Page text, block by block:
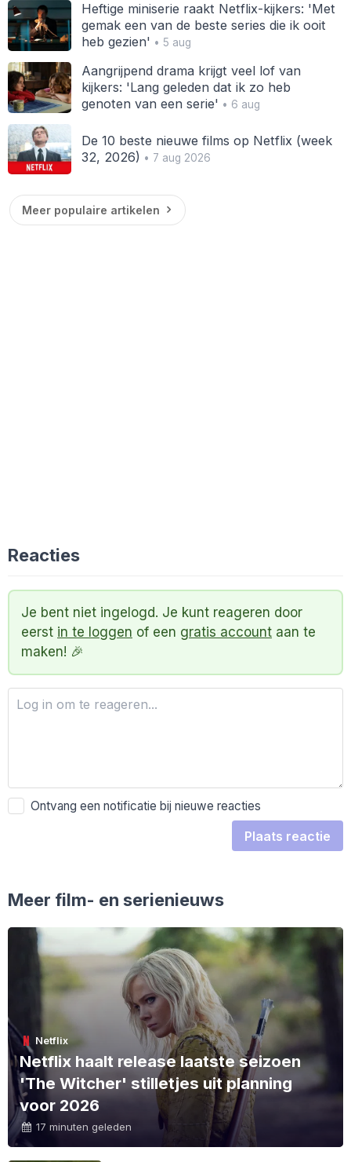
Heftige miniserie raakt Netflix-kijkers: 'Met
gemak een van de beste series die ik ooit
heb gezien' • 5 aug
Aangrijpend drama krijgt veel lof van
kijkers: 'Lang geleden dat ik zo heb
genoten van een serie' • 6 aug
De 10 beste nieuwe films op Netflix (week
32, 2026) • 7 aug 2026
Meer populaire artikelen
Reacties
Je bent niet ingelogd. Je kunt reageren door
eerst in te loggen of een gratis account aan te
maken! 🎉
Ontvang een notificatie bij nieuwe reacties
Plaats reactie
Meer film- en serienieuws
Netflix
Netflix haalt release laatste seizoen
'The Witcher' stilletjes uit planning
voor 2026
17 minuten geleden